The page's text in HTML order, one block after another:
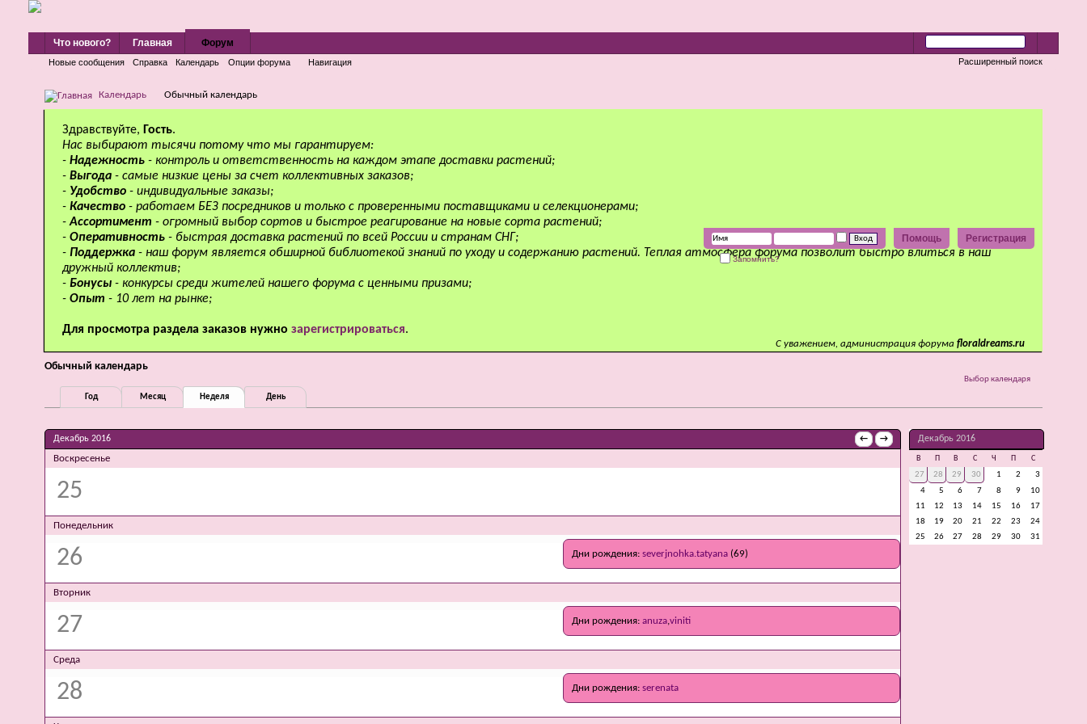
Регистрация
Помощь
Запомнить?
Что нового? Главная Форум
Новые сообщения Справка Календарь Опции форума Навигация Расширенный поиск
Календарь Обычный календарь
Здравствуйте, Гость.
Нас выбирают тысячи потому что мы гарантируем:
- Надежность - контроль и ответственность на каждом этапе доставки растений;
- Выгода - самые низкие цены за счет коллективных заказов;
- Удобство - индивидуальные заказы;
- Качество - работаем БЕЗ посредников и только с проверенными поставщиками и селекционерами;
-Ассортимент - огромный выбор сортов и быстрое реагирование на новые сорта растений;
- Оперативность - быстрая доставка растений по всей России и странам СНГ;
- Поддержка - наш форум является обширной библиотекой знаний по уходу и содержанию растений. Теплая атмосфера форума позволит быстро влиться в наш
дружный коллектив;
- Бонусы - конкурсы среди жителей нашего форума с ценными призами;
- Опыт - 10 лет на рынке;
Для просмотра раздела заказов нужно зарегистрироваться.
С уважением, администрация форума floraldreams.ru
Обычный календарь
Выбор календаря
Год
Месяц Неделя День
← →
Декабрь 2016
Воскресенье
25
Понедельник
26 Дни рождения severjnohka.tatyana (69)
Вторник
27 Дни рождения anuza viniti
Среда
28 Дни рождения serenata
Декабрь 2016
В В С Ч С
27 28 29 30 1 2
3
4
5 6 7 8 9
10
11
12 13 14 15 16
17
18
19 20 21 22 23
24
25
26 27 28 29 30 31